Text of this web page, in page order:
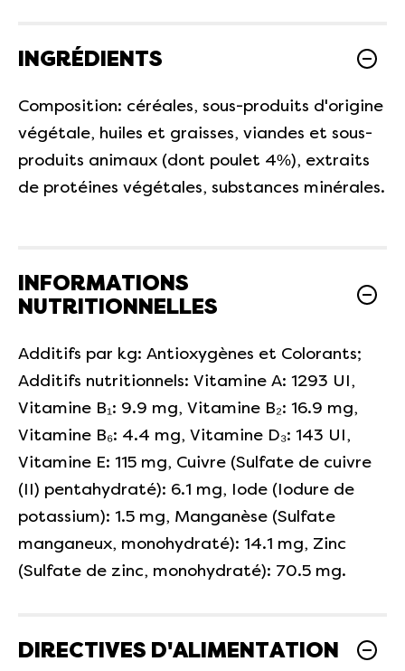
INGRÉDIENTS
Composition: céréales, sous-produits d'origine
végétale, huiles et graisses, viandes et sous-
produits animaux (dont poulet 4%), extraits
de protéines végétales, substances minérales.
INFORMATIONS
NUTRITIONNELLES
Additifs par kg: Antioxygènes et Colorants;
Additifs nutritionnels: Vitamine A: 1293 UI,
Vitamine B₁: 9.9 mg, Vitamine B₂: 16.9 mg,
Vitamine B₆: 4.4 mg, Vitamine D₃: 143 UI,
Vitamine E: 115 mg, Cuivre (Sulfate de cuivre
(II) pentahydraté): 6.1 mg, Iode (Iodure de
potassium): 1.5 mg, Manganèse (Sulfate
manganeux, monohydraté): 14.1 mg, Zinc
(Sulfate de zinc, monohydraté): 70.5 mg.
DIRECTIVES D'ALIMENTATION